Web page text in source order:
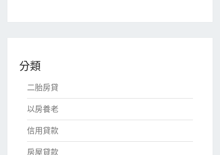
分類
二胎房貸
以房養老
信用貸款
房屋貸款